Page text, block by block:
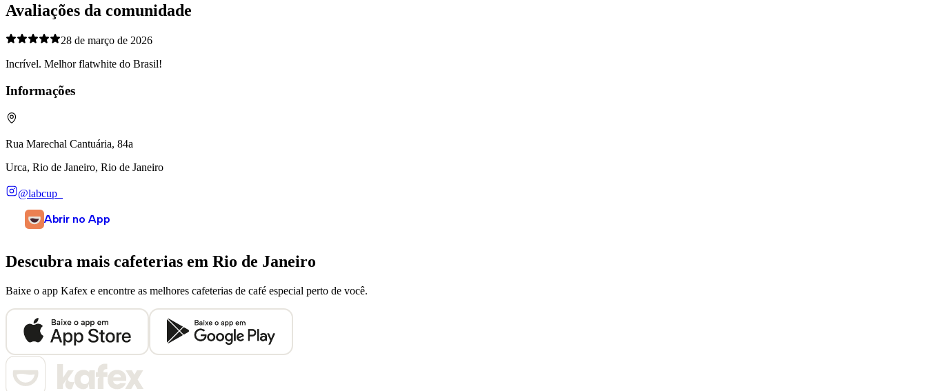
Avaliações da comunidade
28 de março de 2026
Incrível. Melhor flatwhite do Brasil!
Informações
Rua Marechal Cantuária, 84a
Urca, Rio de Janeiro, Rio de Janeiro
@labcup_
Abrir no App
Descubra mais cafeterias em Rio de Janeiro
Baixe o app Kafex e encontre as melhores cafeterias de café especial perto de você.